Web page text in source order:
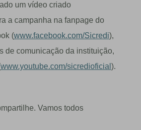
um vídeo criado
a campanha na fanpage do
(www.facebook.com/Sicredi),
de comunicação da instituição,
www.youtube.com/sicredioficial ).
Vamos todos